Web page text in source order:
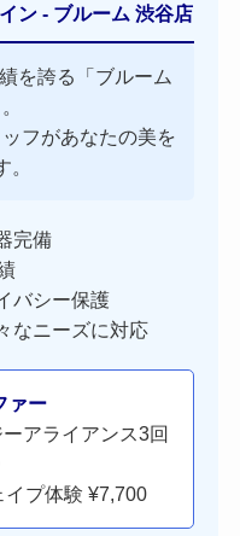
ン - ブルーム 渋谷店
を誇る「ブルーム
フがあなたの美を
完備
バシー保護
なニーズに対応
ァー
アライアンス3回
イプ体験 ¥7,700